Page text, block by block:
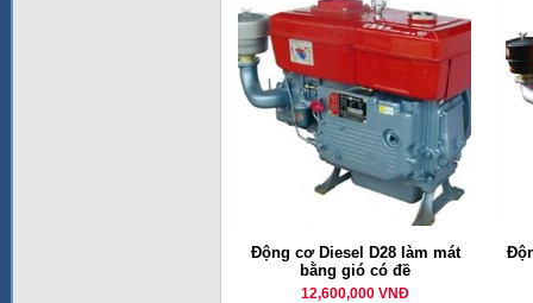
Động cơ Diesel D28 làm mát
bằng gió có đề
12,600,000 VNĐ